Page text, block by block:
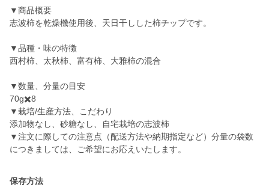
▼商品概要
志波柿を乾燥機使用後、天日干しした柿チップです。
▼品種・味の特徴
西村柿、太秋柿、富有柿、大雅柿の混合
▼数量、分量の目安
70g✖️8
▼栽培/生産方法、こだわり
添加物なし、砂糖なし、自宅栽培の志波柿
▼注文に際しての注意点（配送方法や納期指定など）分量の袋数
につきましては、ご希望にお応えいたします。
保存方法